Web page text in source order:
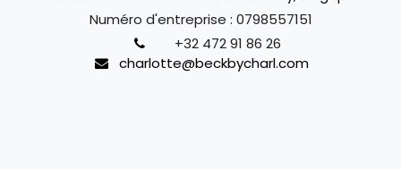
Numéro d'entreprise : 0798557151
+32 472 91 86 26
charlotte@beckbycharl.com